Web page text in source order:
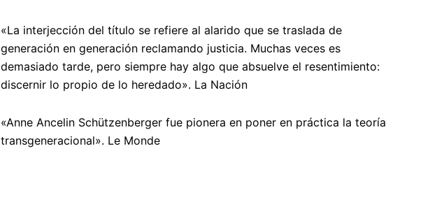
«La interjección del título se refiere al alarido que se traslada de
generación en generación reclamando justicia. Muchas veces es
demasiado tarde, pero siempre hay algo que absuelve el resentimiento:
discernir lo propio de lo heredado». La Nación
«Anne Ancelin Schützenberger fue pionera en poner en práctica la teoría
transgeneracional». Le Monde